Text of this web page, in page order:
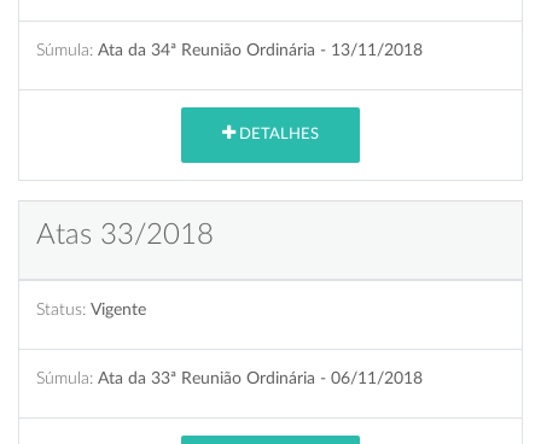
Súmula: Ata da 34ª Reunião Ordinária - 13/11/2018
DETALHES
Atas 33/2018
Status: Vigente
Súmula: Ata da 33ª Reunião Ordinária - 06/11/2018